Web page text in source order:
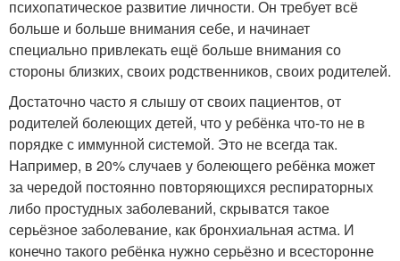
психопатическое развитие личности. Он требует всё
больше и больше внимания себе, и начинает
специально привлекать ещё больше внимания со
стороны близких, своих родственников, своих родителей.
Достаточно часто я слышу от своих пациентов, от
родителей болеющих детей, что у ребёнка что-то не в
порядке с иммунной системой. Это не всегда так.
Например, в 20% случаев у болеющего ребёнка может
за чередой постоянно повторяющихся респираторных
либо простудных заболеваний, скрыватся такое
серьёзное заболевание, как бронхиальная астма. И
конечно такого ребёнка нужно серьёзно и всесторонне